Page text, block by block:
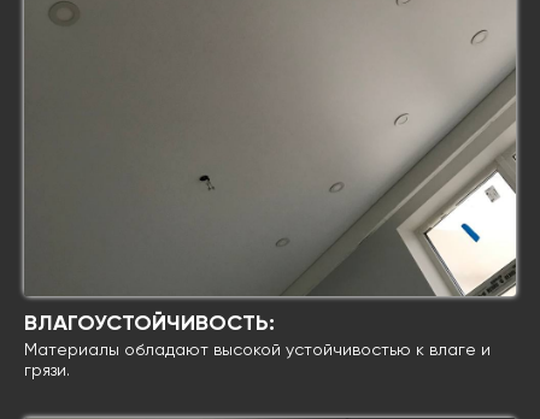
ВЛАГОУСТОЙЧИВОСТЬ:
Материалы обладают высокой устойчивостью к влаге и
грязи.